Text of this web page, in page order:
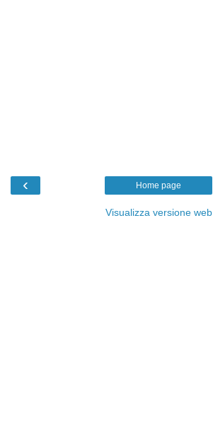
‹ Home page
Visualizza versione web